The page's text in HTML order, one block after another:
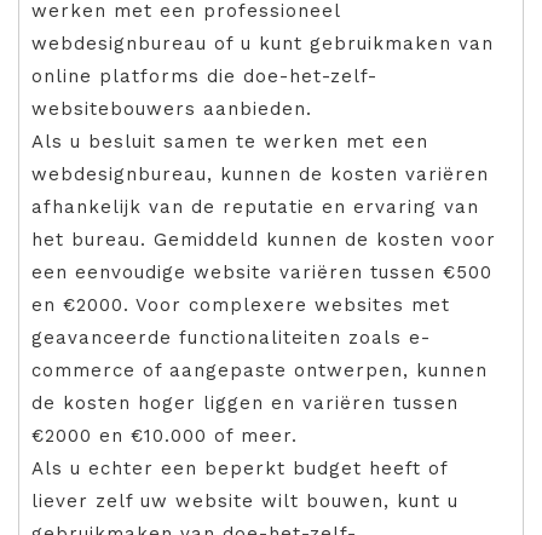
werken met een professioneel
webdesignbureau of u kunt gebruikmaken van
online platforms die doe-het-zelf-
websitebouwers aanbieden.
Als u besluit samen te werken met een
webdesignbureau, kunnen de kosten variëren
afhankelijk van de reputatie en ervaring van
het bureau. Gemiddeld kunnen de kosten voor
een eenvoudige website variëren tussen €500
en €2000. Voor complexere websites met
geavanceerde functionaliteiten zoals e-
commerce of aangepaste ontwerpen, kunnen
de kosten hoger liggen en variëren tussen
€2000 en €10.000 of meer.
Als u echter een beperkt budget heeft of
liever zelf uw website wilt bouwen, kunt u